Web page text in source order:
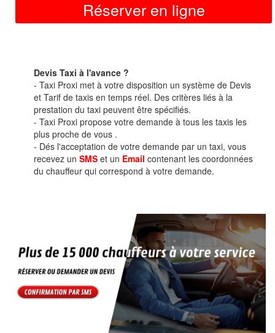
Réserver en ligne
Devis Taxi à l'avance ?
- Taxi Proxi met à votre disposition un système de Devis
et Tarif de taxis en temps réel. Des critères liés à la
prestation du taxi peuvent être spécifiés.
- Taxi Proxi propose votre demande à tous les taxis les
plus proche de vous .
- Dés l'acceptation de votre demande par un taxi, vous
recevez un SMS et un Email contenant les coordonnées
du chauffeur qui correspond à votre demande.